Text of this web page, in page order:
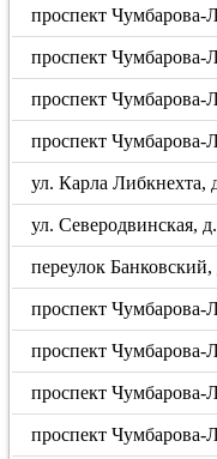
проспект Чумбарова-
проспект Чумбарова-
проспект Чумбарова-
проспект Чумбарова-
ул. Карла Либкнехта,
ул. Северодвинская,
переулок Банковский,
проспект Чумбарова-
проспект Чумбарова-
проспект Чумбарова-
проспект Чумбарова-